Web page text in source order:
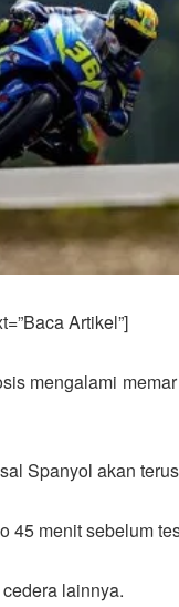
Artikel”]
mengalami
Spanyol akan
menit sebelum
lainnya.